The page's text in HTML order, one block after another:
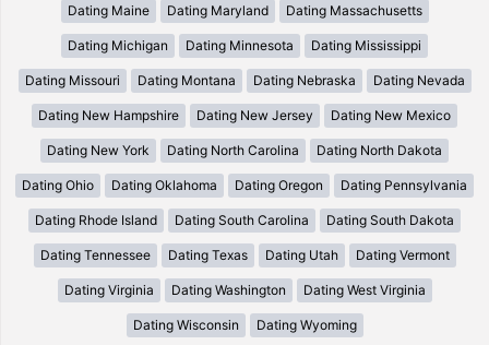
Dating Maine Dating Maryland Dating Massachusetts
Dating Michigan Dating Minnesota Dating Mississippi
Dating Missouri Dating Montana Dating Nebraska Dating Nevada
Dating New Hampshire Dating New Jersey Dating New Mexico
Dating New York Dating North Carolina Dating North Dakota
Dating Ohio Dating Oklahoma Dating Oregon Dating Pennsylvania
Dating Rhode Island Dating South Carolina Dating South Dakota
Dating Tennessee Dating Texas Dating Utah Dating Vermont
Dating Virginia Dating Washington Dating West Virginia
Dating Wisconsin Dating Wyoming